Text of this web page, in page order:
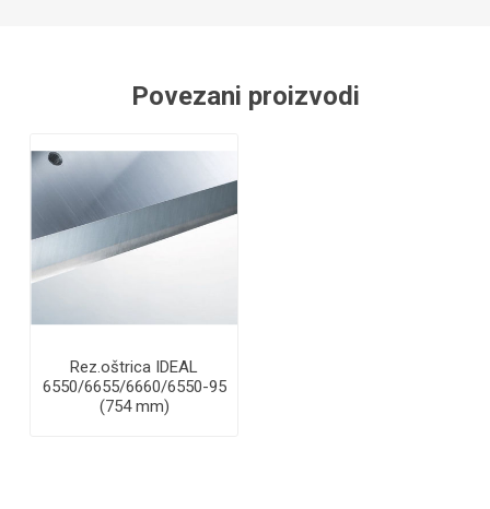
Povezani proizvodi
Rez.oštrica IDEAL
6550/6655/6660/6550-95
(754 mm)